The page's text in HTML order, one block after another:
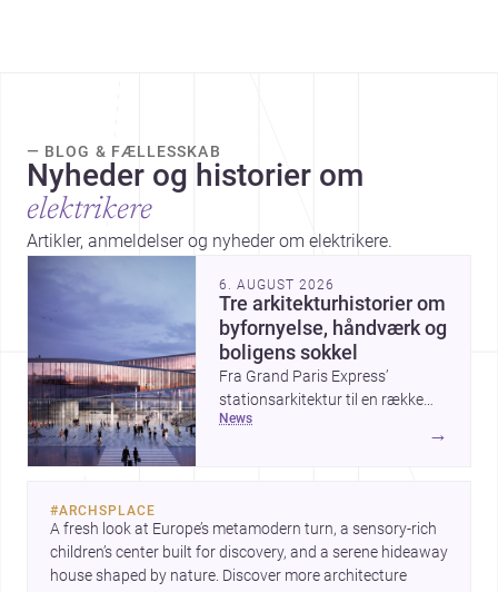
— BLOG & FÆLLESSKAB
Nyheder og historier om
elektrikere
Artikler, anmeldelser og nyheder om elektrikere.
6. AUGUST 2026
Tre arkitekturhistorier om
byfornyelse, håndværk og
boligens sokkel
Fra Grand Paris Express’
stationsarkitektur til en række
projekter, der undersøger
Samtidig peger The Plinth House
/ Cambra Buró på, hvordan et
klart greb om fundament,
news
→
#ARCHSPLACE
A fresh look at Europe’s metamodern turn, a sensory-rich
children’s center built for discovery, and a serene hideaway
house shaped by nature. Discover more architecture